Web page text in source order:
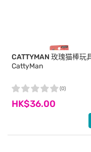
CATTYMAN 玫瑰猫棒玩
CattyMan
HK$36.00
(0)